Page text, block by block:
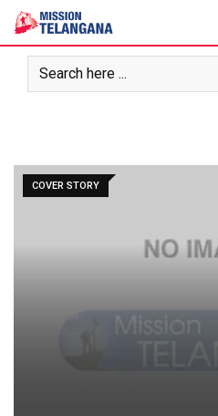
Skip
content
COVER STORY